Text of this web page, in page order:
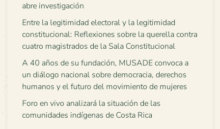
abre investigación
Entre la legitimidad electoral y la legitimidad
constitucional: Reflexiones sobre la querella contra
cuatro magistrados de la Sala Constitucional
A 40 años de su fundación, MUSADE convoca a
un diálogo nacional sobre democracia, derechos
humanos y el futuro del movimiento de mujeres
Foro en vivo analizará la situación de las
comunidades indígenas de Costa Rica